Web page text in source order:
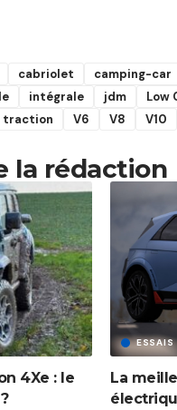
cabriolet camping-car
intégrale jdm Low
traction V6 V8 V10
la rédaction
4Xe : le
ESSAIS
La